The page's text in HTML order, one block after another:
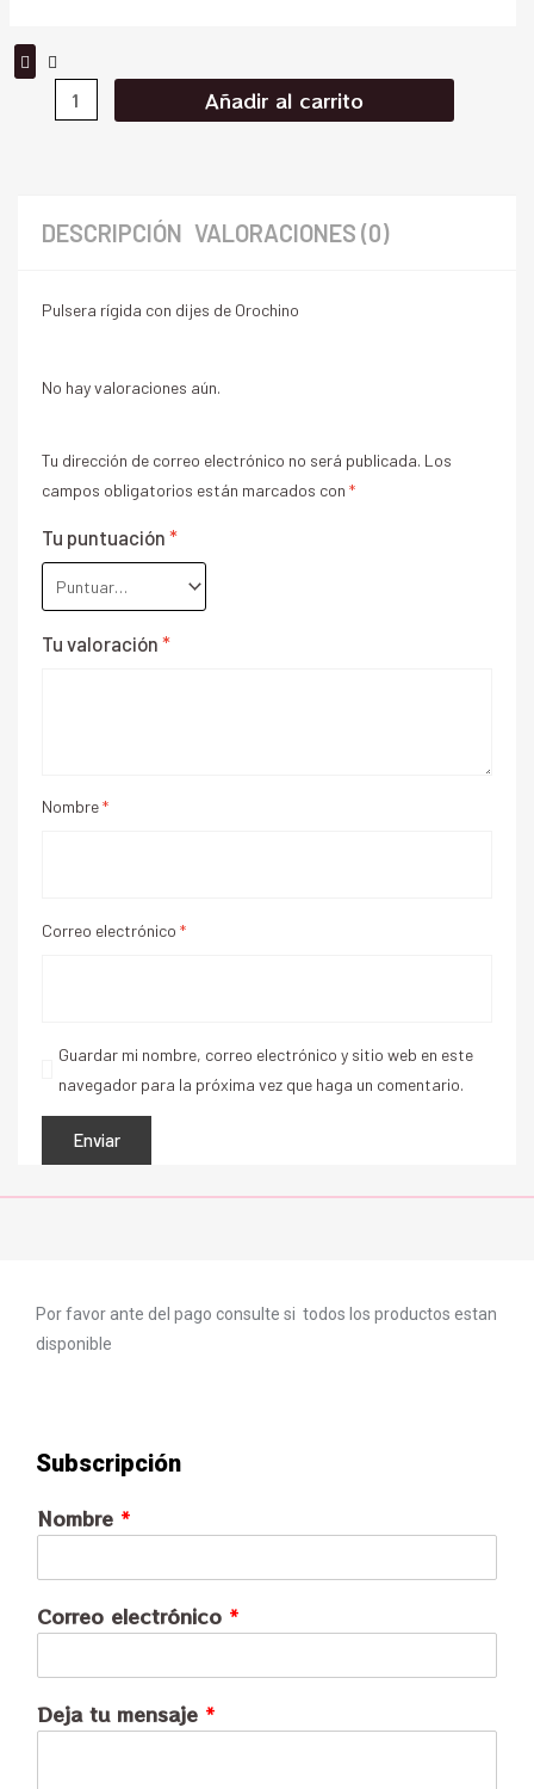
Añadir al carrito
DESCRIPCIÓN VALORACIONES (0)
Pulsera rígida con dijes de Orochino
No hay valoraciones aún.
Tu dirección de correo electrónico no será publicada. Los
campos obligatorios están marcados con *
Tu puntuación *
Tu valoración *
Nombre*
Correo electrónico *
Guardar mi nombre, correo electrónico y sitio web en este
navegador para la próxima vez que haga un comentario.
Por favor ante del pago consulte si todos los productos estan
disponible
Subscripción
Nombre *
Correo electrónico *
Deja tu mensaje *